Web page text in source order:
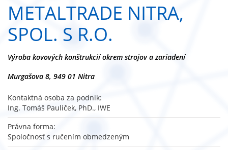
METALTRADE NITRA,
SPOL. S R.O.
Výroba kovových konštrukcií okrem strojov a zariadení
Murgašova 8, 949 01 Nitra
Kontaktná osoba za podnik:
Ing. Tomáš Pauliček, PhD., IWE
Právna forma:
Spoločnosť s ručením obmedzeným